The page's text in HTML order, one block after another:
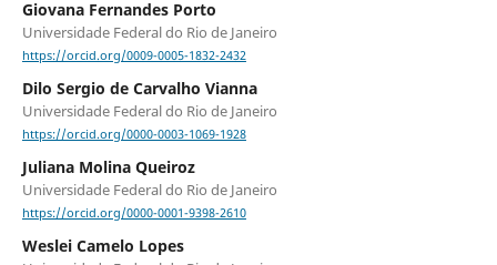
Giovana Fernandes Porto
Universidade Federal do Rio de Janeiro
https://orcid.org/0009-0005-1832-2432
Dilo Sergio de Carvalho Vianna
Universidade Federal do Rio de Janeiro
https://orcid.org/0000-0003-1069-1928
Juliana Molina Queiroz
Universidade Federal do Rio de Janeiro
https://orcid.org/0000-0001-9398-2610
Weslei Camelo Lopes